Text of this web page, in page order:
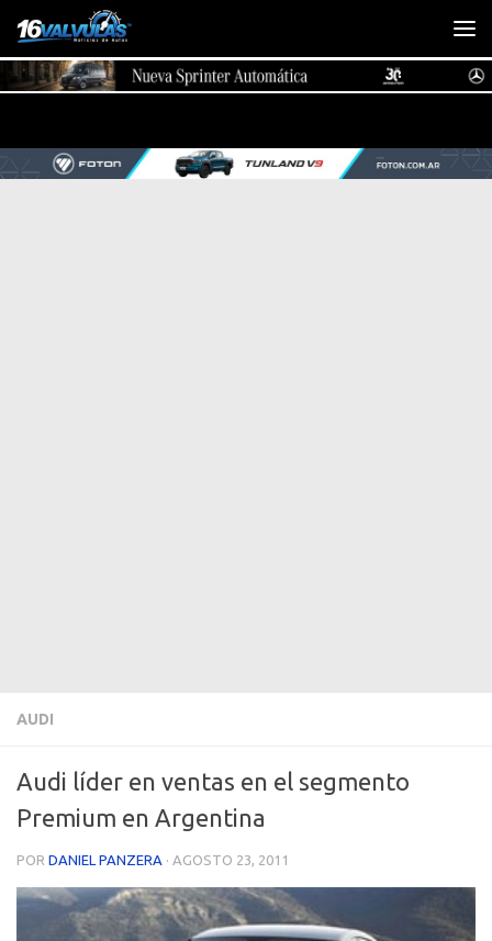
Saltar al contenido
AUDI
Audi líder en ventas en el segmento
Premium en Argentina
POR DANIEL PANZERA · AGOSTO 23, 2011